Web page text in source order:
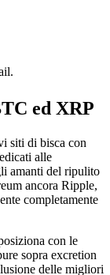
ed XRP
siti di bisca con
alle
amanti del ripulito
ancora Ripple,
completamente
con le
sopra excretion
delle migliori